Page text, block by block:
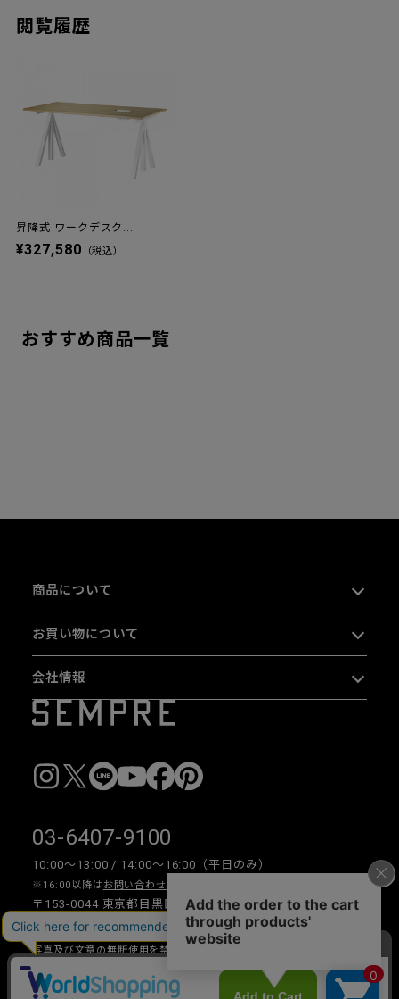
閲覧履歴
昇降式 ワークデスク...
¥327,580 （税込）
おすすめ商品一覧
商品について
お買い物について
会社情報
03-6407-9100
10:00〜13:00 / 14:00〜16:00（平日のみ）
※16:00以降は お問い合わせフォーム
〒153-0044 東京都目黒区大橋 2-16-26 1F・2F
写真及び文章の無断使用を禁じます。
Copyright © 2026 SEMPRE DESIGN CO., LTD.All right reserved.